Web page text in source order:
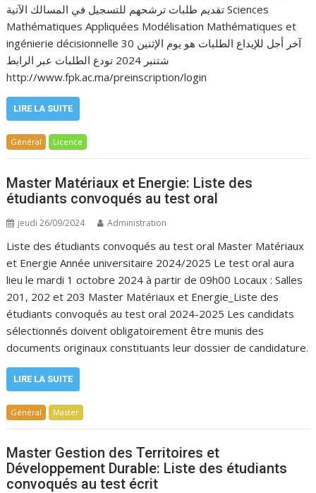
تقديم طلبات ترشحهم للتسجيل في المسالك الآتية Sciences
Mathématiques Appliquées Modélisation Mathématiques et
ingénierie décisionnelle آخر أجل للإيداع الطلبات هو يوم الإثنين 30
شتنبر 2024 تودع الطلبات عبر الرابط
http://www.fpk.ac.ma/preinscription/login
LIRE LA SUITE
Général Licence
Master Matériaux et Energie: Liste des
étudiants convoqués au test oral
jeudi 26/09/2024 Administration
Liste des étudiants convoqués au test oral Master Matériaux
et Energie Année universitaire 2024/2025 Le test oral aura
lieu le mardi 1 octobre 2024 à partir de 09h00 Locaux : Salles
201, 202 et 203 Master Matériaux et Energie_Liste des
étudiants convoqués au test oral 2024-2025 Les candidats
sélectionnés doivent obligatoirement être munis des
documents originaux constituants leur dossier de candidature.
LIRE LA SUITE
Général Master
Master Gestion des Territoires et
Développement Durable: Liste des étudiants
convoqués au test écrit